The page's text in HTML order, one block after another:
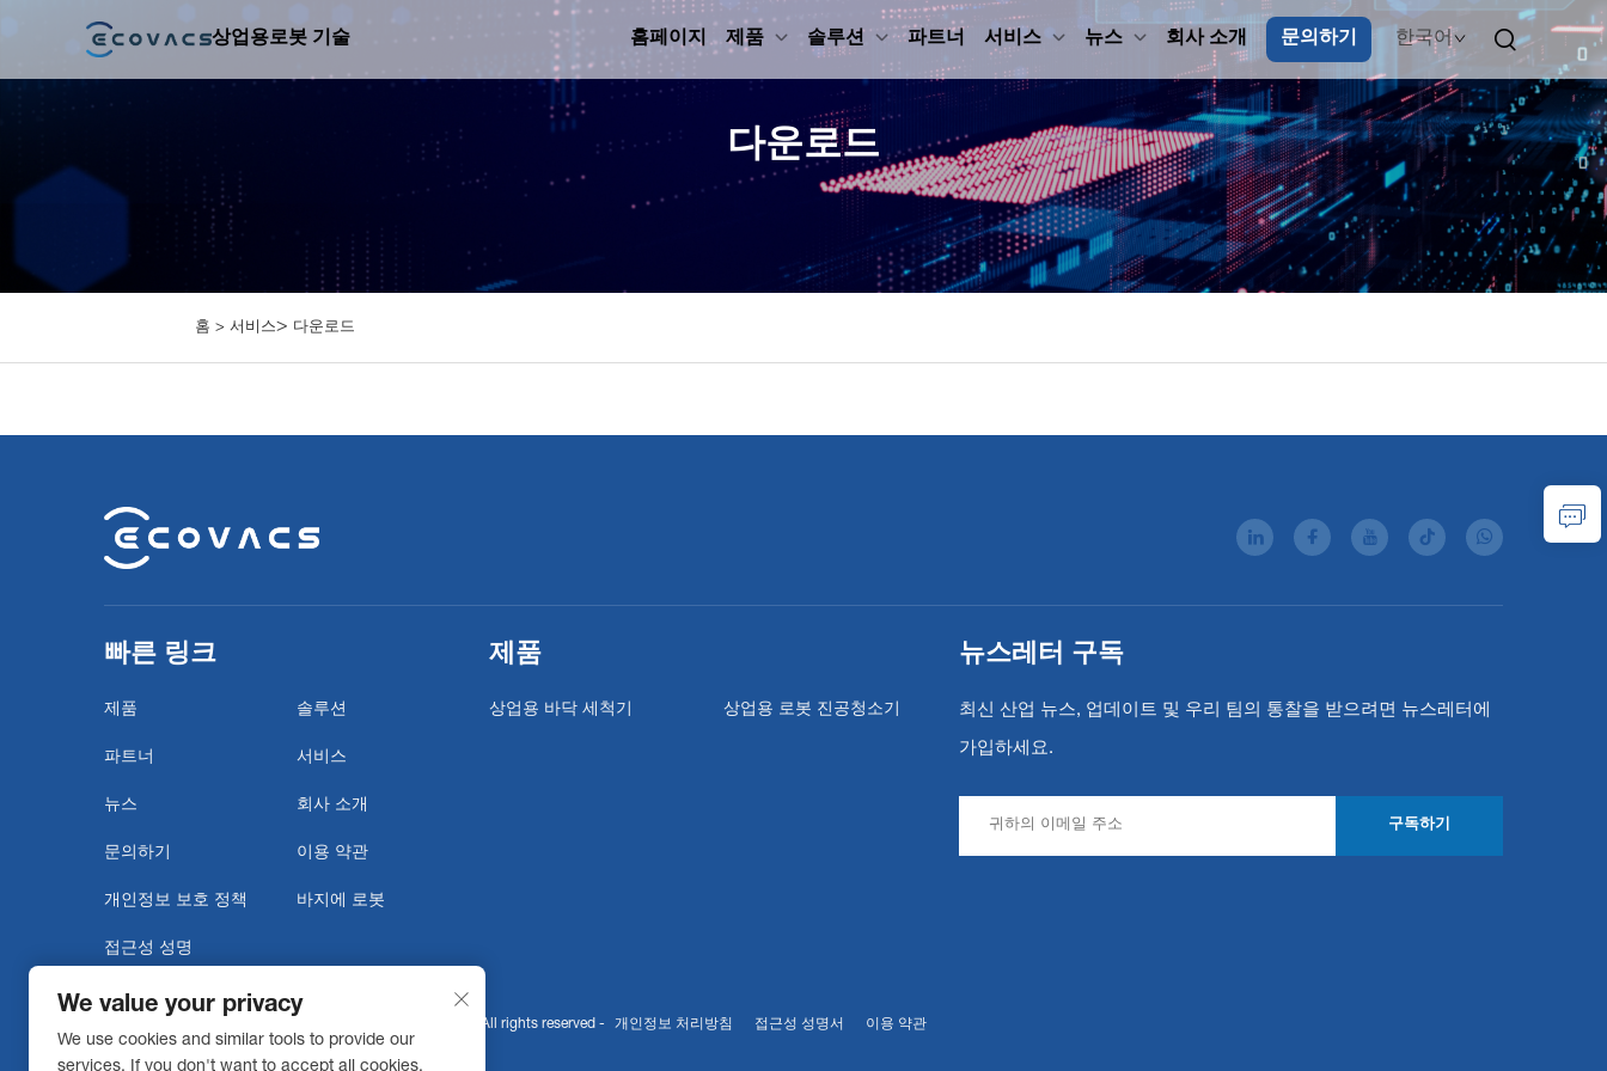
상업용로봇 기술 홈페이지 제품 솔루션 파트너 서비스 뉴스 회사 소개 문의하기 한국어
다운로드
홈 > 서비스> 다운로드
빠른 링크
제품 솔루션
파트너 서비스
뉴스 회사 소개
문의하기 이용 약관
개인정보 보호 정책 바지에 로봇
접근성 성명
제품
상업용 바닥 세척기 상업용 로봇 진공청소기
뉴스레터 구독
최신 산업 뉴스, 업데이트 및 우리 팀의 통찰을 받으려면 뉴스레터에
가입하세요.
구독하기
Copyright © 2026 Ecovacs Commercial Robotics Co., Ltd. All rights reserved - 개인정보 처리방침 접근성 성명서 이용 약관
We value your privacy
We use cookies and similar tools to provide our
services. If you don't want to accept all cookies,